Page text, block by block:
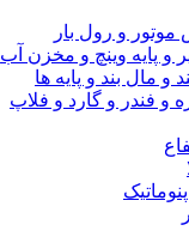
و رول بار
و پایه وینچ و مخزن آب
و مال بند و پایه ها
و فندر و گارد و فلاپ